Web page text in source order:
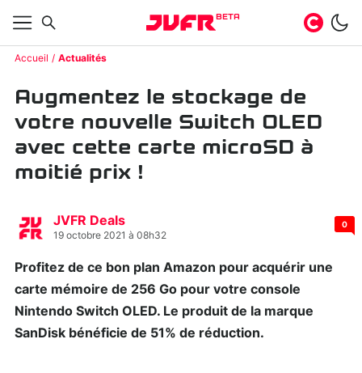
BETA
Accueil Actualités
Augmentez le stockage de
votre nouvelle Switch OLED
avec cette carte microSD à
moitié prix !
JVFR Deals
19 octobre 2021 à 08h32
0
Profitez de ce bon plan Amazon pour acquérir une
carte mémoire de 256 Go pour votre console
Nintendo Switch OLED. Le produit de la marque
SanDisk bénéficie de 51% de réduction.